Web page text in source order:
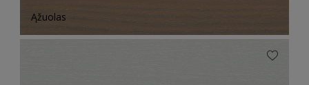
Ąžuolas